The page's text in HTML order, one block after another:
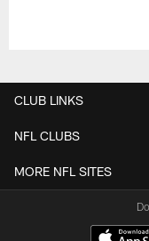
CLUB LINKS
NFL CLUBS
MORE NFL SITES